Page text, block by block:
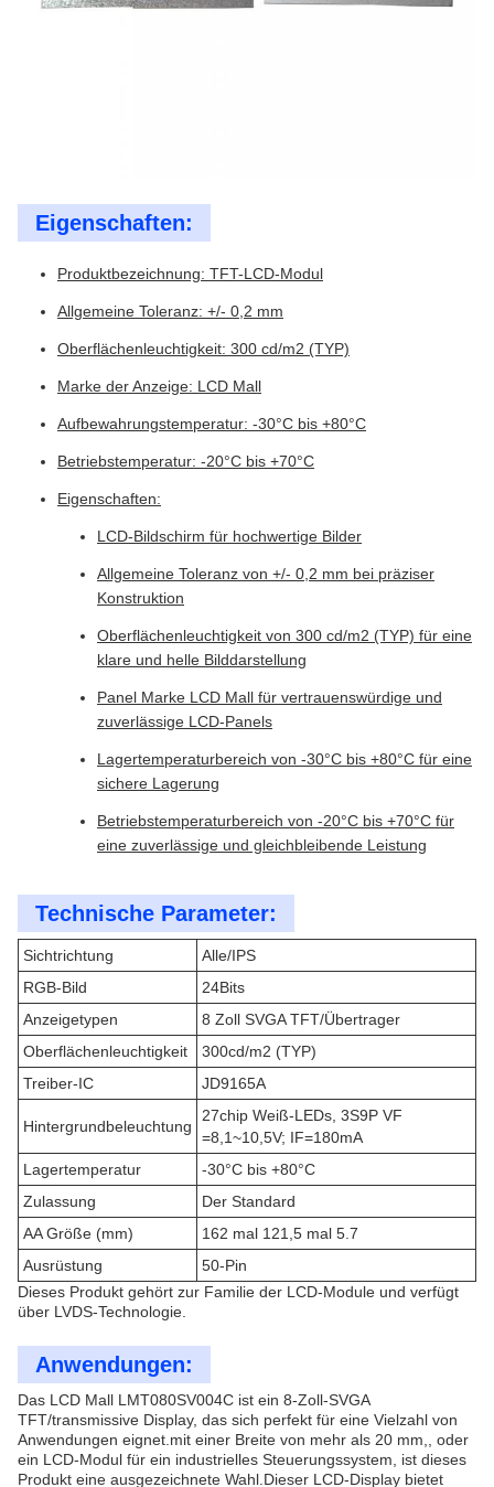
Eigenschaften:
Produktbezeichnung: TFT-LCD-Modul
Allgemeine Toleranz: +/- 0,2 mm
Oberflächenleuchtigkeit: 300 cd/m2 (TYP)
Marke der Anzeige: LCD Mall
Aufbewahrungstemperatur: -30°C bis +80°C
Betriebstemperatur: -20°C bis +70°C
Eigenschaften:
LCD-Bildschirm für hochwertige Bilder
Allgemeine Toleranz von +/- 0,2 mm bei präziser
Konstruktion
Oberflächenleuchtigkeit von 300 cd/m2 (TYP) für eine
klare und helle Bilddarstellung
Panel Marke LCD Mall für vertrauenswürdige und
zuverlässige LCD-Panels
Lagertemperaturbereich von -30°C bis +80°C für eine
sichere Lagerung
Betriebstemperaturbereich von -20°C bis +70°C für
eine zuverlässige und gleichbleibende Leistung
Technische Parameter:
Sichtrichtung
Alle/IPS
RGB-Bild
24Bits
Anzeigetypen
8 Zoll SVGA TFT/Übertrager
Oberflächenleuchtigkeit
300cd/m2 (TYP)
Treiber-IC
JD9165A
Hintergrundbeleuchtung
27chip Weiß-LEDs, 3S9P VF
=8,1~10,5V; IF=180mA
Lagertemperatur
-30°C bis +80°C
Zulassung
Der Standard
AA Größe (mm)
162 mal 121,5 mal 5.7
Ausrüstung
50-Pin
Dieses Produkt gehört zur Familie der LCD-Module und verfügt
über LVDS-Technologie.
Anwendungen:
Das LCD Mall LMT080SV004C ist ein 8-Zoll-SVGA
TFT/transmissive Display, das sich perfekt für eine Vielzahl von
Anwendungen eignet.mit einer Breite von mehr als 20 mm,, oder
ein LCD-Modul für ein industrielles Steuerungssystem, ist dieses
Produkt eine ausgezeichnete Wahl.Dieser LCD-Display bietet